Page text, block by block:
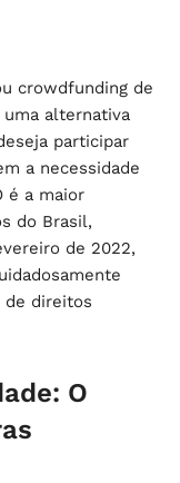
crowdfunding de
alternativa
participar
a necessidade
é a maior
do Brasil,
de 2022,
de direitos
O